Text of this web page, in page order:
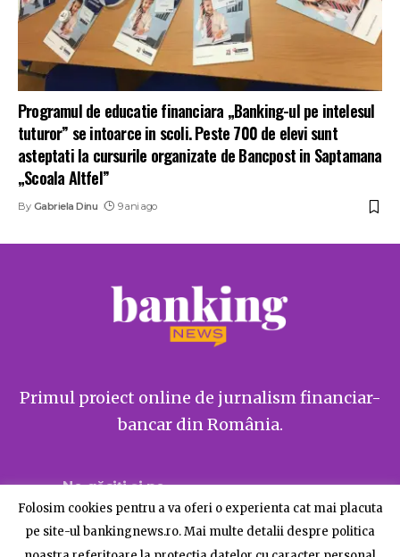
Programul de educatie financiara „Banking-ul pe intelesul
tuturor” se intoarce in scoli. Peste 700 de elevi sunt
asteptati la cursurile organizate de Bancpost in Saptamana
„Scoala Altfel”
By Gabriela Dinu 9 ani ago
Primul proiect online de jurnalism financiar-
bancar din România.
Ne găsiți și pe
Folosim cookies pentru a va oferi o experienta cat mai placuta
pe site-ul bankingnews.ro. Mai multe detalii despre politica